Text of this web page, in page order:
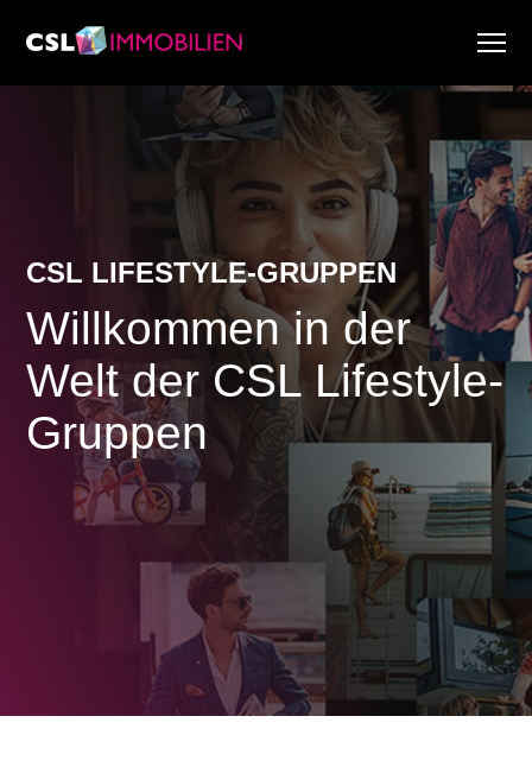
Immobiliensuche
Karriere
Dienstleistungen
Research & Marktberichte
CSL LIFESTYLE-GRUPPEN
Willkommen in der
Welt der CSL Lifestyle-
Gruppen